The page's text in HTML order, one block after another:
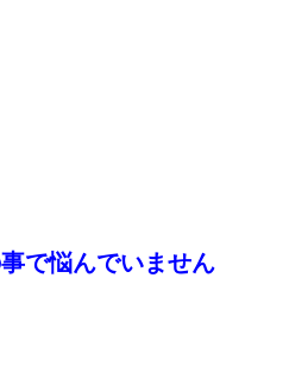
で悩んでいません